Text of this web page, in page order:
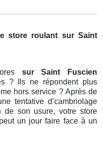
store roulant sur Saint
sur Saint Fuscien
? Ils ne répondent plus
hors service ? Après de
tentative d’cambriolage
de son usure, votre store
un jour faire face à un